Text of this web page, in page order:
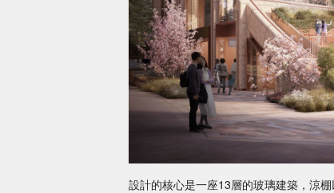
設計的核心是一座13層的玻璃建築，涼